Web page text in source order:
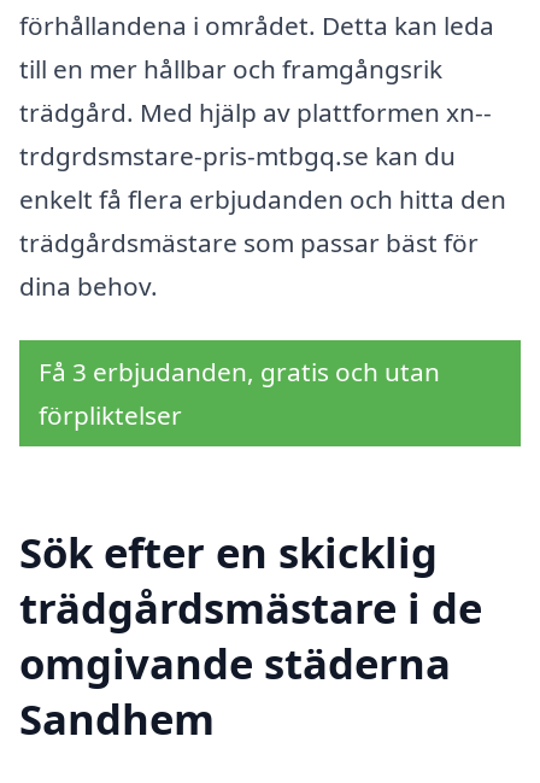
förhållandena i området. Detta kan leda
till en mer hållbar och framgångsrik
trädgård. Med hjälp av plattformen xn--
trdgrdsmstare-pris-mtbgq.se kan du
enkelt få flera erbjudanden och hitta den
trädgårdsmästare som passar bäst för
dina behov.
Få 3 erbjudanden, gratis och utan
förpliktelser
Sök efter en skicklig
trädgårdsmästare i de
omgivande städerna
Sandhem